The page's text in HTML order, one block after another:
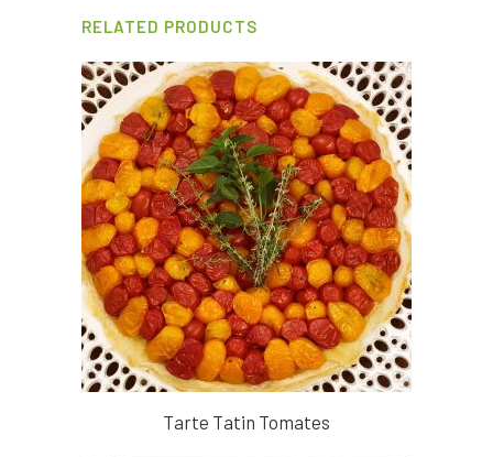
RELATED PRODUCTS
Tarte Tatin Tomates